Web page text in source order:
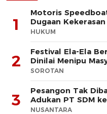
1
Motoris
Dugaan
HUKUM
2
Festival Ela-Ela
Dinilai Menipu
SOROTAN
3
Pesangon Tak
Adukan PT
NUSANTARA